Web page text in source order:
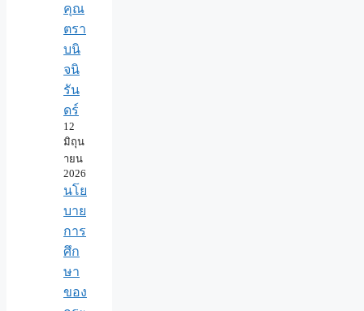
คุณ
ตรา
บนิ
จนิ
รัน
ดร์
12
มิถุน
ายน
2026
นโย
บาย
การ
ศึก
ษา
ของ